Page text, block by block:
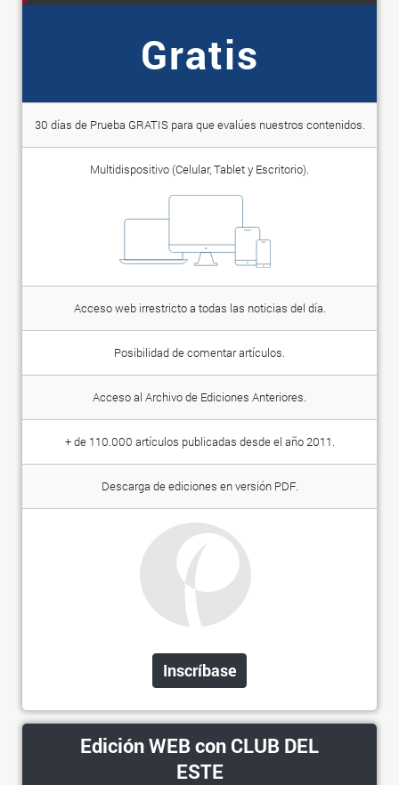
Gratis
30 días de Prueba GRATIS para que evalúes nuestros contenidos.
Multidispositivo (Celular, Tablet y Escritorio).
Acceso web irrestricto a todas las noticias del día.
Posibilidad de comentar artículos.
Acceso al Archivo de Ediciones Anteriores.
+ de 110.000 artículos publicadas desde el año 2011.
Descarga de ediciones en versión PDF.
Inscríbase
Edición WEB con CLUB DEL
ESTE